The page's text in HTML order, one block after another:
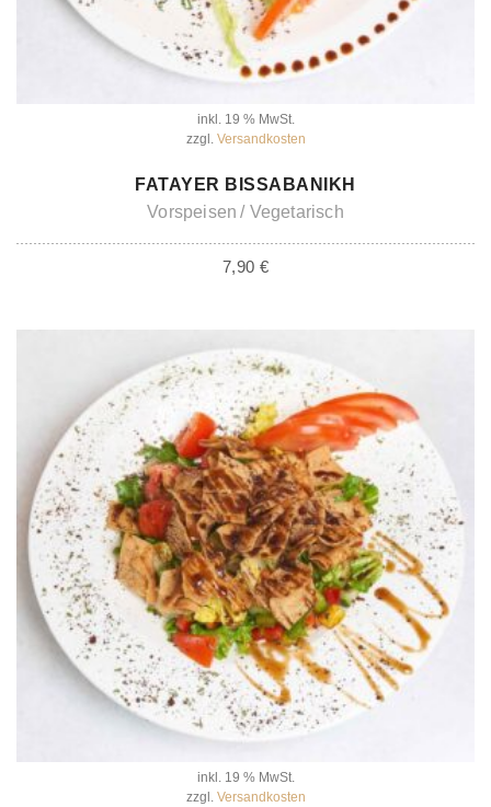
inkl. 19 % MwSt.
zzgl. Versandkosten
IN DEN WARENKORB
FATAYER BISSABANIKH
Vorspeisen
Vegetarisch
7,90 €
inkl. 19 % MwSt.
zzgl. Versandkosten